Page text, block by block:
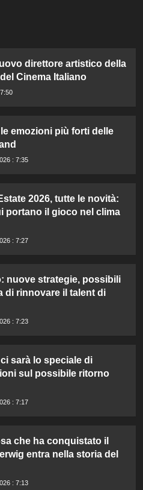
direttore artistico della
Cinema Italiano
emozioni più forti delle
: 7:35
2026, tutte le novità:
portano il gioco nel clima
: 7:27
nuove strategie, possibili
di rinnovare il talent di
: 7:23
sarà lo speciale di
sul possibile ritorno
: 7:17
che ha conquistato il
entra nella storia del
: 7:13